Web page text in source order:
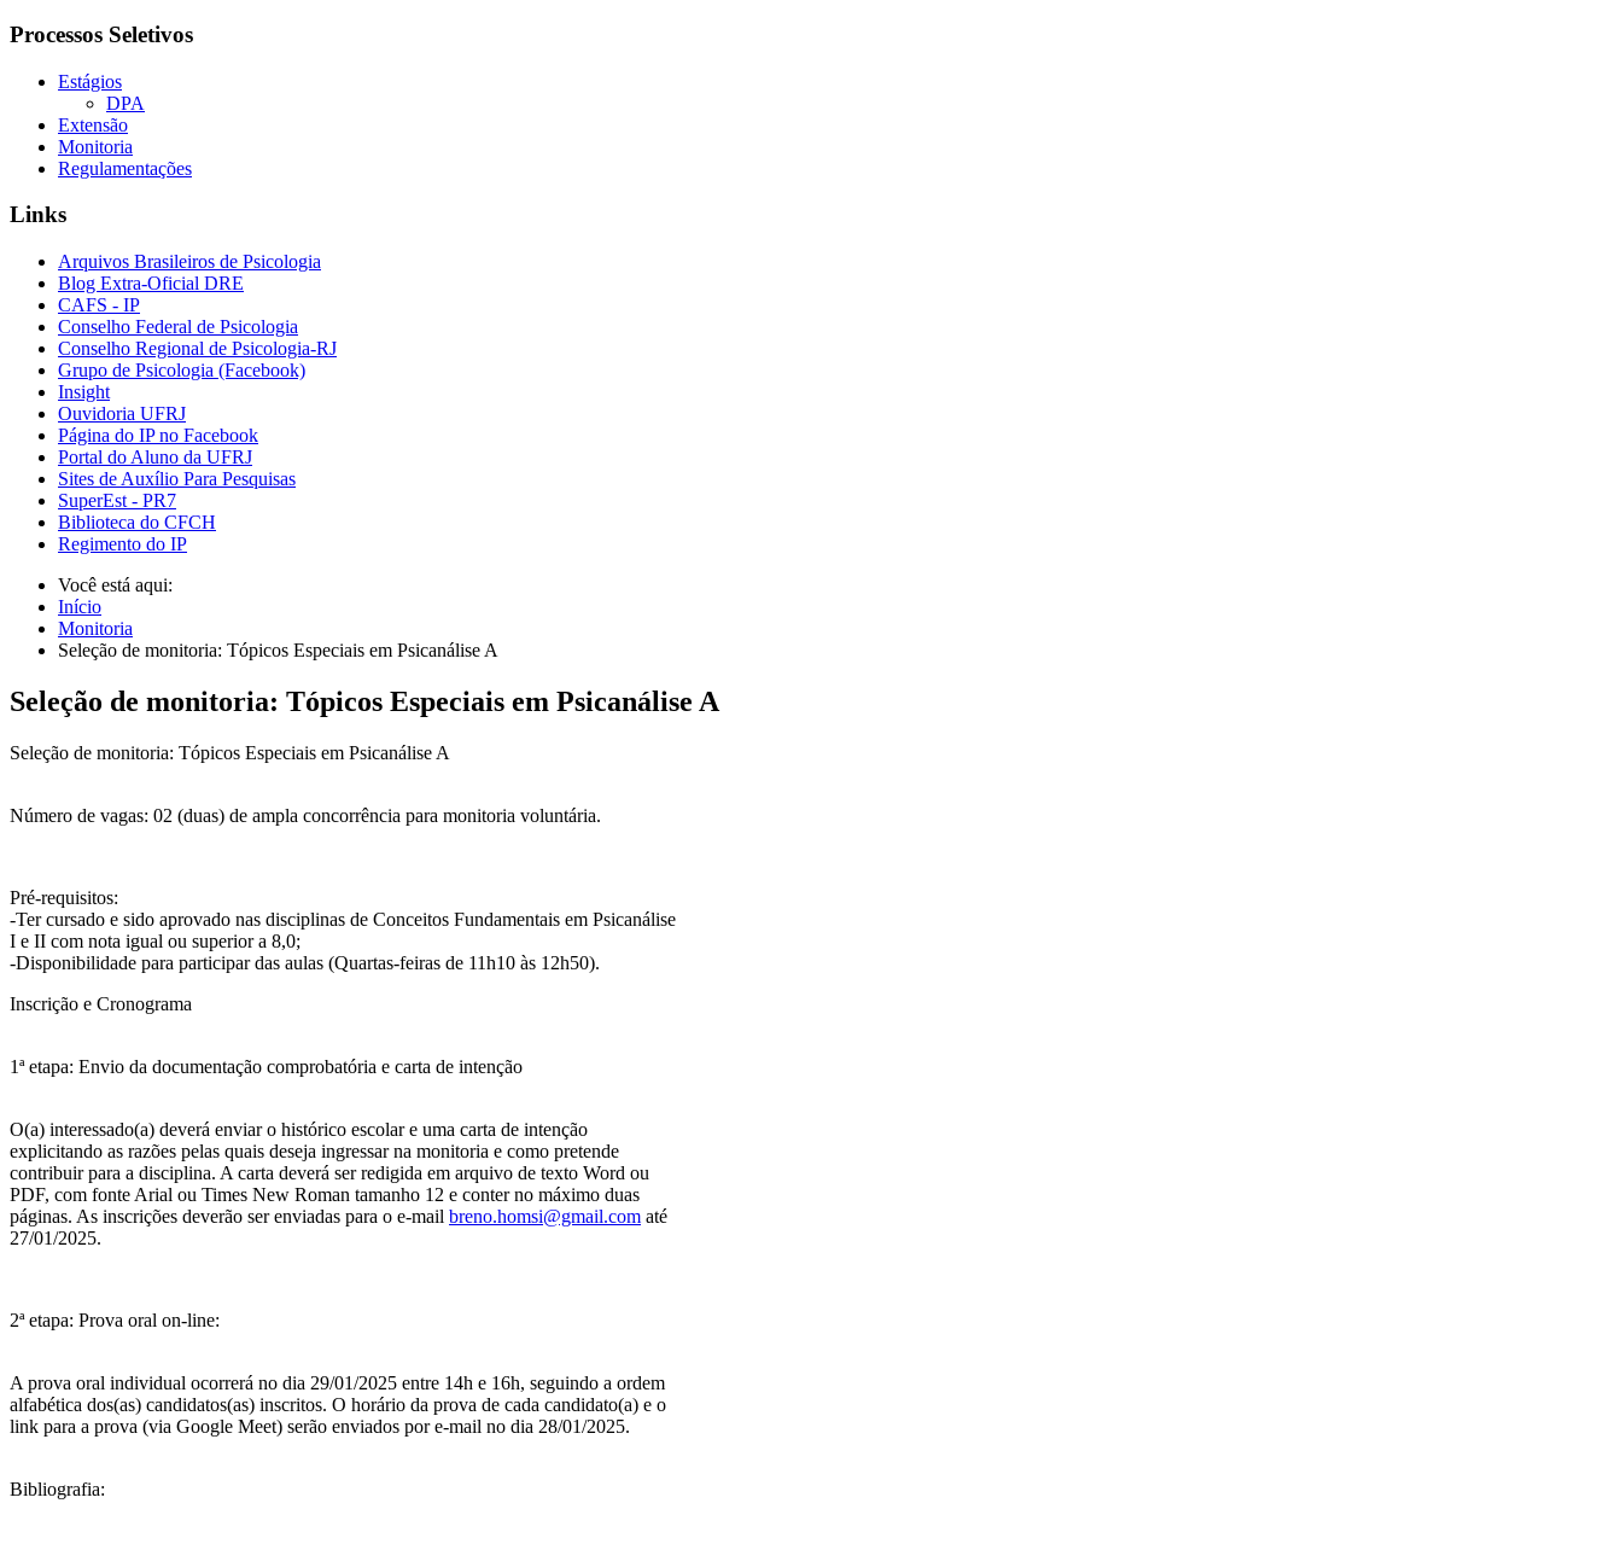
Processos Seletivos
Estágios
DPA
Extensão
Monitoria
Regulamentações
Links
Arquivos Brasileiros de Psicologia
Blog Extra-Oficial DRE
CAFS - IP
Conselho Federal de Psicologia
Conselho Regional de Psicologia-RJ
Grupo de Psicologia (Facebook)
Insight
Ouvidoria UFRJ
Página do IP no Facebook
Portal do Aluno da UFRJ
Sites de Auxílio Para Pesquisas
SuperEst - PR7
Biblioteca do CFCH
Regimento do IP
Você está aqui:
Início
Monitoria
Seleção de monitoria: Tópicos Especiais em Psicanálise A
Seleção de monitoria: Tópicos Especiais em Psicanálise A
Seleção de monitoria: Tópicos Especiais em Psicanálise A
Número de vagas: 02 (duas) de ampla concorrência para monitoria voluntária.
Pré-requisitos:
-Ter cursado e sido aprovado nas disciplinas de Conceitos Fundamentais em Psicanálise
I e II com nota igual ou superior a 8,0;
-Disponibilidade para participar das aulas (Quartas-feiras de 11h10 às 12h50).
Inscrição e Cronograma
1ª etapa: Envio da documentação comprobatória e carta de intenção
O(a) interessado(a) deverá enviar o histórico escolar e uma carta de intenção
explicitando as razões pelas quais deseja ingressar na monitoria e como pretende
contribuir para a disciplina. A carta deverá ser redigida em arquivo de texto Word ou
PDF, com fonte Arial ou Times New Roman tamanho 12 e conter no máximo duas
páginas. As inscrições deverão ser enviadas para o e-mail breno.homsi@gmail.com até
27/01/2025.
2ª etapa: Prova oral on-line:
A prova oral individual ocorrerá no dia 29/01/2025 entre 14h e 16h, seguindo a ordem
alfabética dos(as) candidatos(as) inscritos. O horário da prova de cada candidato(a) e o
link para a prova (via Google Meet) serão enviados por e-mail no dia 28/01/2025.
Bibliografia: